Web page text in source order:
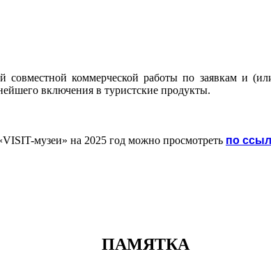
совместной коммерческой работы по заявкам и
включения в туристские продукты.
VISIT-музеи» на 2025 год можно просмотреть по
ПАМЯТКА